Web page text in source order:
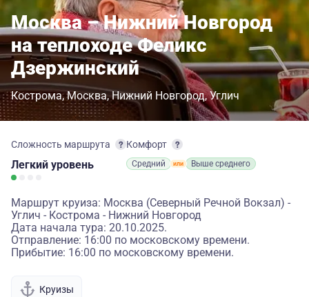
Москва – Нижний Новгород
на теплоходе Феликс
Дзержинский
Кострома Москва Нижний Новгород Углич
Сложность маршрута
Легкий уровень
Комфорт
Средний Выше среднего
Маршрут круиза: Москва (Северный Речной Вокзал) -
Углич - Кострома - Нижний Новгород
Дата начала тура: 20.10.2025.
Отправление: 16:00 по московскому времени.
Прибытие: 16:00 по московскому времени.
Круизы